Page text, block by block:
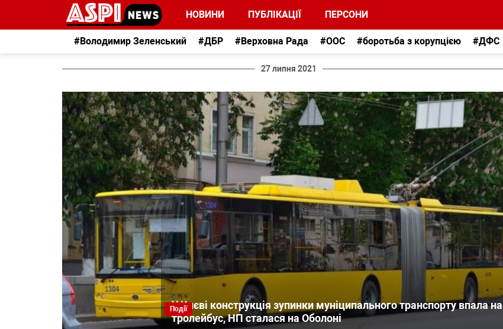
НОВИНИ ПУБЛІКАЦІЇ ПЕРСОНИ
#Володимир Зеленський #ДБР #Верховна Рада #ООС #боротьба з корупцією #ДФС
27 липня 2021
Події
У Києві конструкція зупинки муніципального транспорту впала на
тролейбус, НП сталася на Оболоні